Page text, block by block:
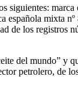
siguientes:
mixta
los registros
del mundo” y
petrolero, de